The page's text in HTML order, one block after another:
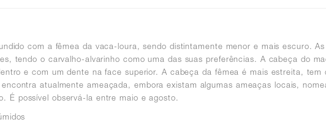
com a fêmea da vaca-loura, sendo distintamente menor e mais escuro.
tendo o carvalho-alvarinho como uma das suas preferências. A cabeça do
e com um dente na face superior. A cabeça da fêmea é mais estreita,
atualmente ameaçada, embora existam algumas ameaças locais,
É possível observá-la entre maio e agosto.